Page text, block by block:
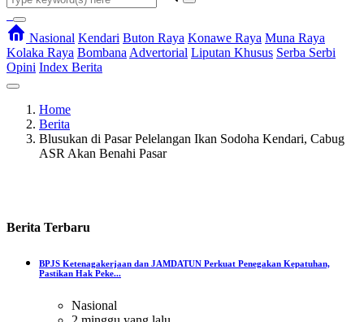
Nasional Kendari Buton Raya Konawe Raya Muna Raya
Kolaka Raya Bombana Advertorial Liputan Khusus Serba Serbi
Opini Index Berita
Home
Berita
Blusukan di Pasar Pelelangan Ikan Sodoha Kendari, Cabug
ASR Akan Benahi Pasar
Berita Terbaru
BPJS Ketenagakerjaan dan JAMDATUN Perkuat Penegakan Kepatuhan,
Pastikan Hak Peke...
Nasional